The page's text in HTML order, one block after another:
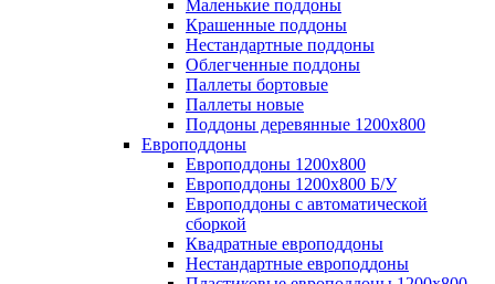
Маленькие поддоны
Крашенные поддоны
Нестандартные поддоны
Облегченные поддоны
Паллеты бортовые
Паллеты новые
Поддоны деревянные 1200х800
Европоддоны
Европоддоны 1200х800
Европоддоны 1200х800 Б/У
Европоддоны с автоматической
сборкой
Квадратные европоддоны
Нестандартные европоддоны